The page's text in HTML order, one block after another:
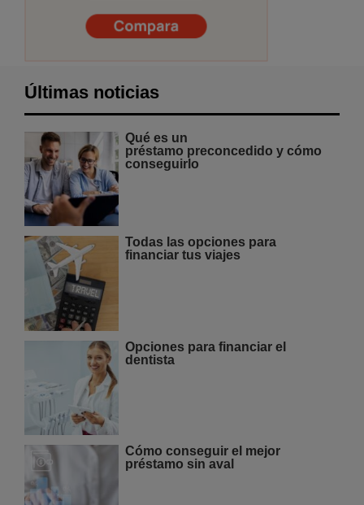
Últimas noticias
Qué es un
préstamo preconcedido y cómo
conseguirlo
Todas las opciones para
financiar tus viajes
Opciones para financiar el
dentista
Cómo conseguir el mejor
préstamo sin aval